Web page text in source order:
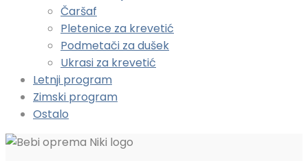
Čaršaf
Pletenice za krevetić
Podmetači za dušek
Ukrasi za krevetić
Letnji program
Zimski program
Ostalo